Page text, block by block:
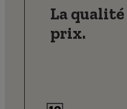
La
prix.